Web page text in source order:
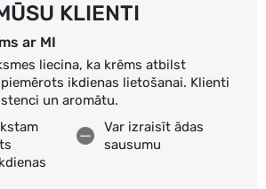
KLIENTI
ar MI
liecina, ka krēms atbilst
ikdienas lietošanai. Klienti
un aromātu.
Var izraisīt ādas
sausumu